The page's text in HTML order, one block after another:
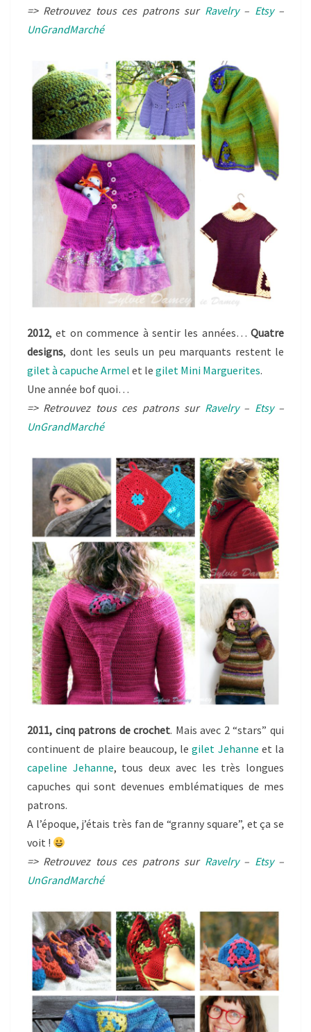
=> Retrouvez tous ces patrons sur Ravelry– Etsy–
UnGrandMarché
2012, et on commence à sentir les années… Quatre
designs, dont les seuls un peu marquants restent le
gilet à capuche Armel et le gilet Mini Marguerites.
Une année bof quoi…
=> Retrouvez tous ces patrons sur Ravelry– Etsy–
UnGrandMarché
2011, cinq patrons de crochet. Mais avec 2 “stars” qui
continuent de plaire beaucoup, legilet Jehanne et la
capeline Jehanne, tous deux avec les très longues
capuches qui sont devenues emblématiques de mes
patrons.
A l’époque, j’étais très fan de “granny square”, et ça se
voit !
=> Retrouvez tous ces patrons sur Ravelry– Etsy–
UnGrandMarché